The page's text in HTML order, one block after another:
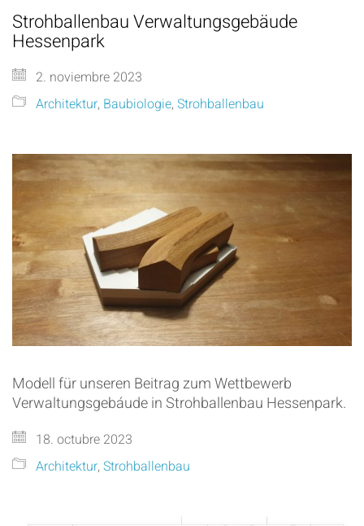
Strohballenbau Verwaltungsgebäude
Hessenpark
2. noviembre 2023
Architektur, Baubiologie, Strohballenbau
Modell für unseren Beitrag zum Wettbewerb
Verwaltungsgebáude in Strohballenbau Hessenpark.
18. octubre 2023
Architektur, Strohballenbau